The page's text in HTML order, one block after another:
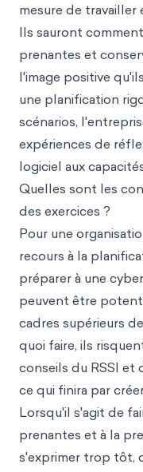
mesure de travailler
Ils sauront
prenantes et
l'image positive
une planification
scénarios,
expériences de
logiciel aux
Quelles sont les
des exercices ?
Pour une
recours à la
préparer à une
peuvent être
cadres supérieurs
quoi faire, ils
conseils du RSSI et
ce qui finira par
Lorsqu'il s'agit de
prenantes et à la
s'exprimer trop tôt,